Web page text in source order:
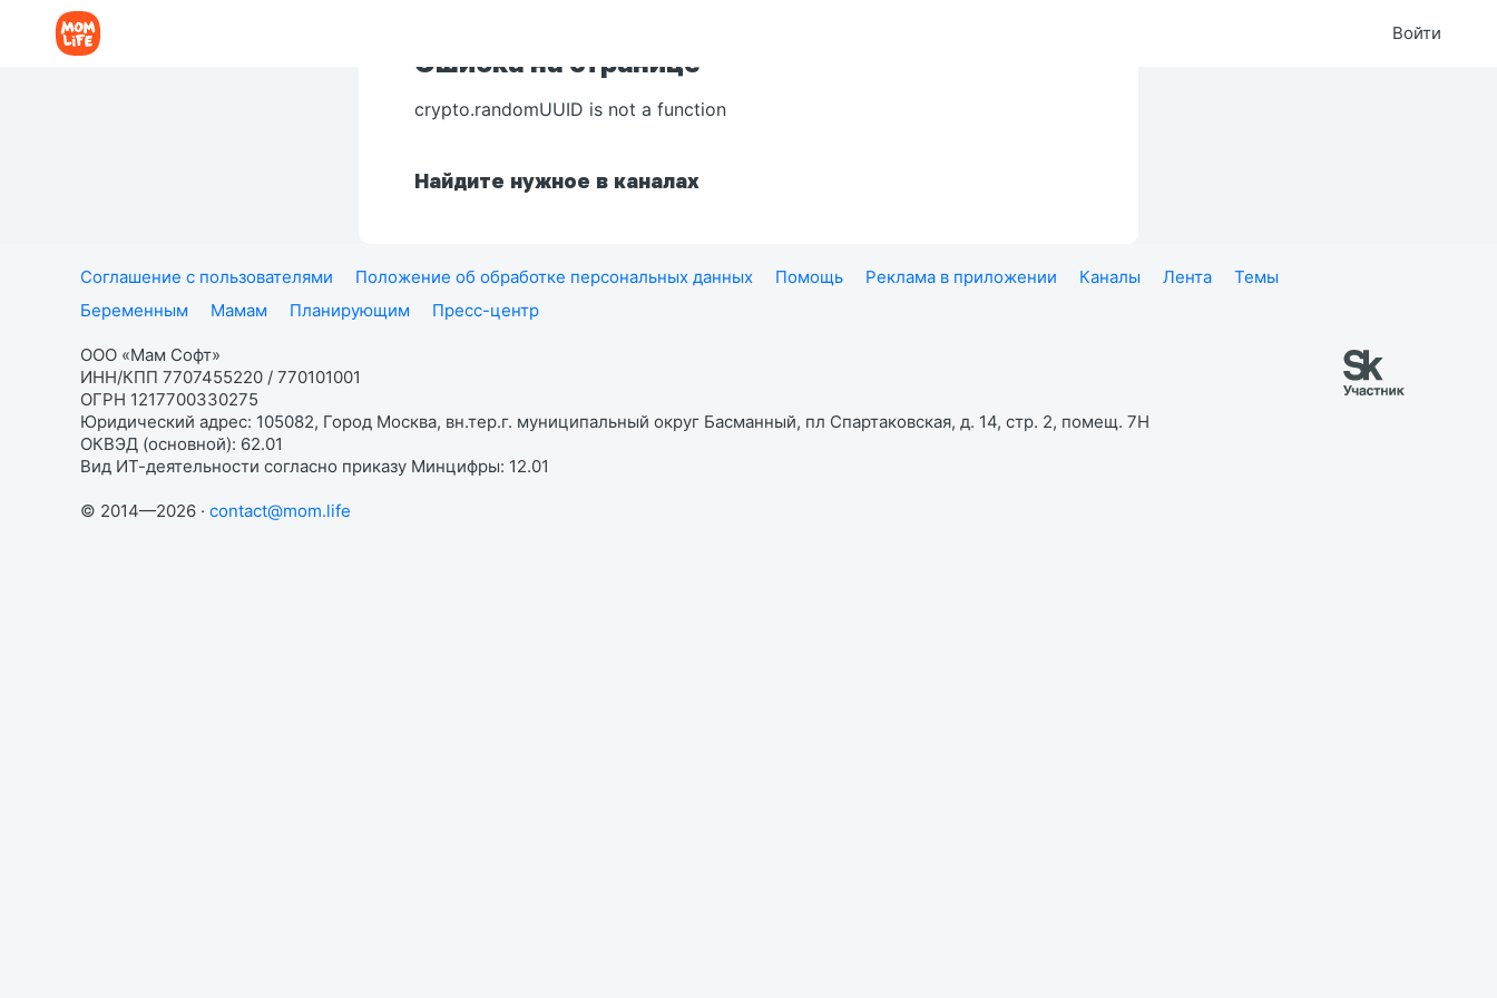
Войти
Ошибка на странице
crypto.randomUUID is not a function
Найдите нужное в каналах
Соглашение с пользователями Положение об обработке персональных данных Помощь Реклама в приложении Каналы Лента
Темы
Беременным
Мамам Планирующим Пресс-центр
ООО «Мам Софт»
ИНН/КПП 7707455220 / 770101001
ОГРН 1217700330275
Юридический адрес: 105082, Город Москва, вн.тер.г. муниципальный округ Басманный, пл Спартаковская, д. 14, стр. 2, помещ. 7Н
ОКВЭД (основной): 62.01
Вид ИТ-деятельности согласно приказу Минцифры: 12.01
© 2014—2026 · contact@mom.life